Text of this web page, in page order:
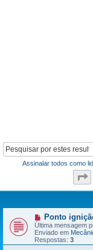
Assinalar todos como
N
o
v
a
m
Ponto
Última mensagem
Enviado em
Respostas: 3